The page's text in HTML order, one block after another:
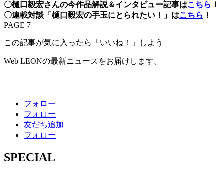
〇樋口毅宏さんの今作品解説＆インタビュー記事はこちら ！
〇連載対談「樋口毅宏の手玉にとられたい！」はこちら ！
PAGE 7
この記事が気に入ったら「いいね！」しよう
Web LEONの最新ニュースをお届けします。
フォロー
フォロー
友だち追加
フォロー
SPECIAL